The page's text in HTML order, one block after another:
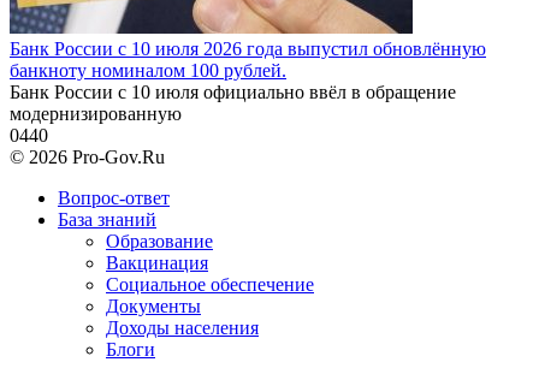
Банк России с 10 июля 2026 года выпустил обновлённую
банкноту номиналом 100 рублей.
Банк России с 10 июля официально ввёл в обращение
модернизированную
0440
© 2026 Pro-Gov.Ru
Вопрос-ответ
База знаний
Образование
Вакцинация
Социальное обеспечение
Документы
Доходы населения
Блоги